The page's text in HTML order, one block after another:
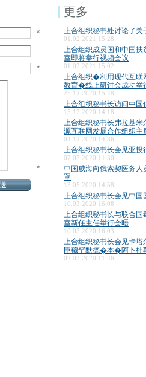
*
*
*
更多
上合组织秘书处讨论了关
01.02.2021 15:28
上合组织成员国和中国扶
室即将举行视频会议
01.02.2021 15:02
上合组织�利用现代互联
教育�线上研讨会成功举
25.12.2020 15:48
上合组织秘书长访问中国
15.12.2020 14:18
上合组织秘书长弗拉基
源互联网发展合作组织主
04.12.2020 14:36
上合组织秘书长会见亚投
07.07.2020 11:30
中国威海向俄索契医务人
罩
13.05.2020 14:58
上合组织秘书长会见中国
10.03.2020 16:08
上合组织秘书长与联合国
室新任主任举行会晤
10.03.2020 16:03
上合组织秘书长会见卡塔
臣穆罕默德�本�阿卜杜
02.03.2020 11:46